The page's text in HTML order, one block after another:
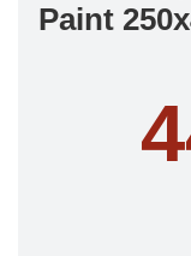
Paint